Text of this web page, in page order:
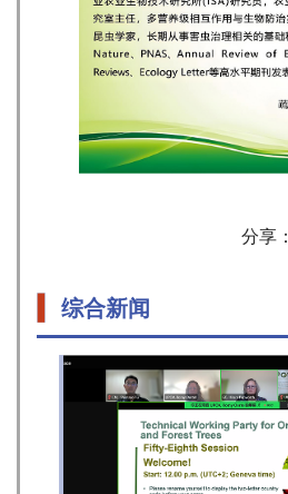
分享：
综合新闻